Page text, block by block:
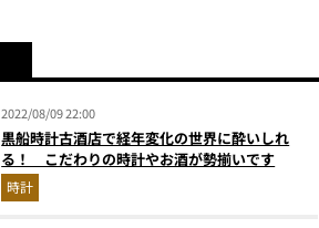
2022/08/09 22:00
黒船時計古酒店で経年変化の世界に酔いしれ
る！ こだわりの時計やお酒が勢揃いです
時計